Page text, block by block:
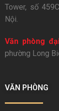
Tower, số
Nội.
Văn phòng
phường Long
VĂN PHÒNG